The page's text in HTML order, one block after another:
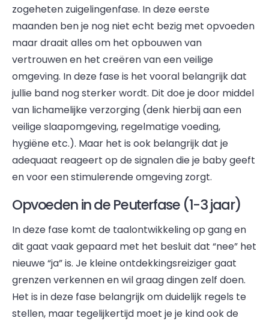
zogeheten zuigelingenfase. In deze eerste
maanden ben je nog niet echt bezig met opvoeden
maar draait alles om het opbouwen van
vertrouwen en het creëren van een veilige
omgeving. In deze fase is het vooral belangrijk dat
jullie band nog sterker wordt. Dit doe je door middel
van lichamelijke verzorging (denk hierbij aan een
veilige slaapomgeving, regelmatige voeding,
hygiëne etc.). Maar het is ook belangrijk dat je
adequaat reageert op de signalen die je baby geeft
en voor een stimulerende omgeving zorgt.
Opvoeden in de Peuterfase (1-3 jaar)
In deze fase komt de taalontwikkeling op gang en
dit gaat vaak gepaard met het besluit dat “nee” het
nieuwe “ja” is. Je kleine ontdekkingsreiziger gaat
grenzen verkennen en wil graag dingen zelf doen.
Het is in deze fase belangrijk om duidelijk regels te
stellen, maar tegelijkertijd moet je je kind ook de